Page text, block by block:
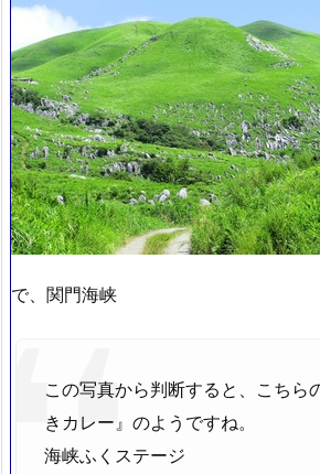
で、関門海峡
この写真から判断すると、こちら
きカレー』のようですね。
海峡ふくステージ